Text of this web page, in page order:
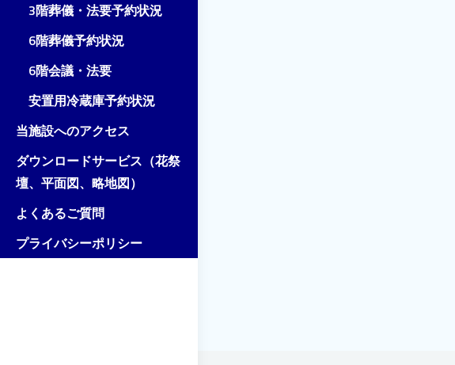
3階葬儀・法要予約状況
6階葬儀予約状況
6階会議・法要
安置用冷蔵庫予約状況
当施設へのアクセス
ダウンロードサービス（花祭
壇、平面図、略地図）
よくあるご質問
プライバシーポリシー